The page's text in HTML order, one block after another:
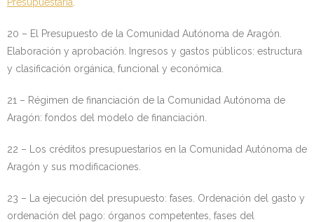
20 – El Presupuesto de la Comunidad Autónoma de Aragón.
Elaboración y aprobación. Ingresos y gastos públicos: estructura
y clasificación orgánica, funcional y económica.
21 – Régimen de financiación de la Comunidad Autónoma de
Aragón: fondos del modelo de financiación.
22 – Los créditos presupuestarios en la Comunidad Autónoma de
Aragón y sus modificaciones.
23 – La ejecución del presupuesto: fases. Ordenación del gasto y
ordenación del pago: órganos competentes, fases del